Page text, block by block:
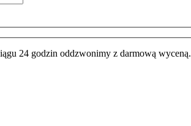
24 godzin oddzwonimy z darmową wyceną.